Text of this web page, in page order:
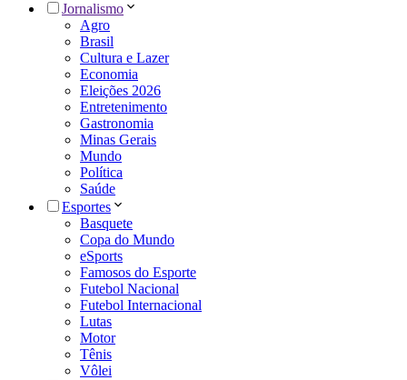
Jornalismo
Agro
Brasil
Cultura e Lazer
Economia
Eleições 2026
Entretenimento
Gastronomia
Minas Gerais
Mundo
Política
Saúde
Esportes
Basquete
Copa do Mundo
eSports
Famosos do Esporte
Futebol Nacional
Futebol Internacional
Lutas
Motor
Tênis
Vôlei